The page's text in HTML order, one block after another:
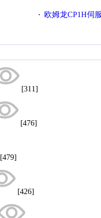
· 欧姆龙CP1H伺
[311]
[476]
[479]
[426]